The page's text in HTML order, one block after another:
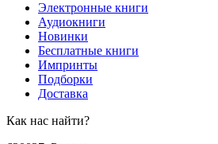
Электронные книги
Аудиокниги
Новинки
Бесплатные книги
Импринты
Подборки
Доставка
Как нас найти?